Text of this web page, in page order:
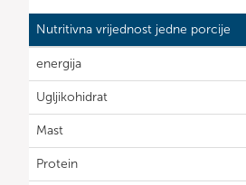
Nutritivna vrijednost jedne porcije
energija
Ugljikohidrat
Mast
Protein